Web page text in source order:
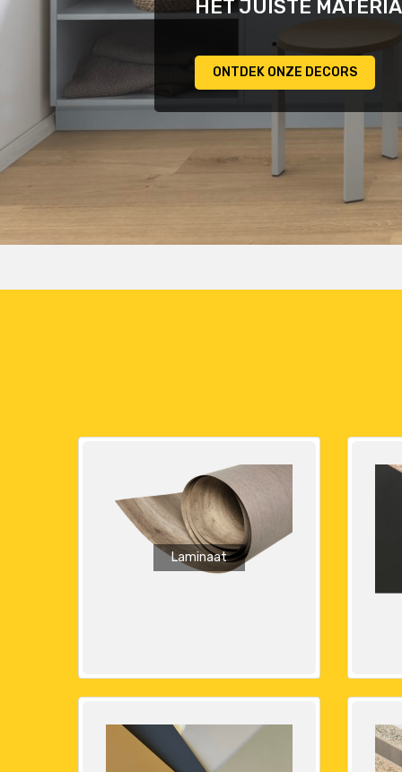
HET JUISTE
ONTDEK ONZE DECORS
Laminaat